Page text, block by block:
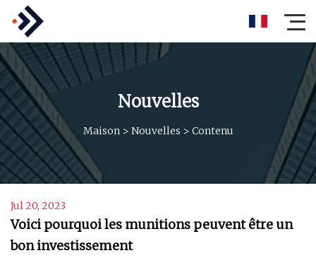
Nouvelles
Maison > Nouvelles > Contenu
Jul 20, 2023
Voici pourquoi les munitions peuvent être un
bon investissement